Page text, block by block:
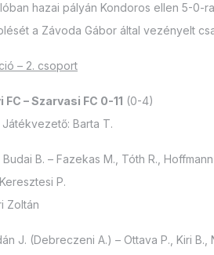
hazai pályán Kondoros ellen 5-0-
a Závoda Gábor által vezényelt
– 2. csoport
– Szarvasi FC 0-11 (0-4)
Barta T.
B. – Fazekas M., Tóth R.,
P.
Zoltán
J. (Debreczeni A.) – Ottava P., Kiri